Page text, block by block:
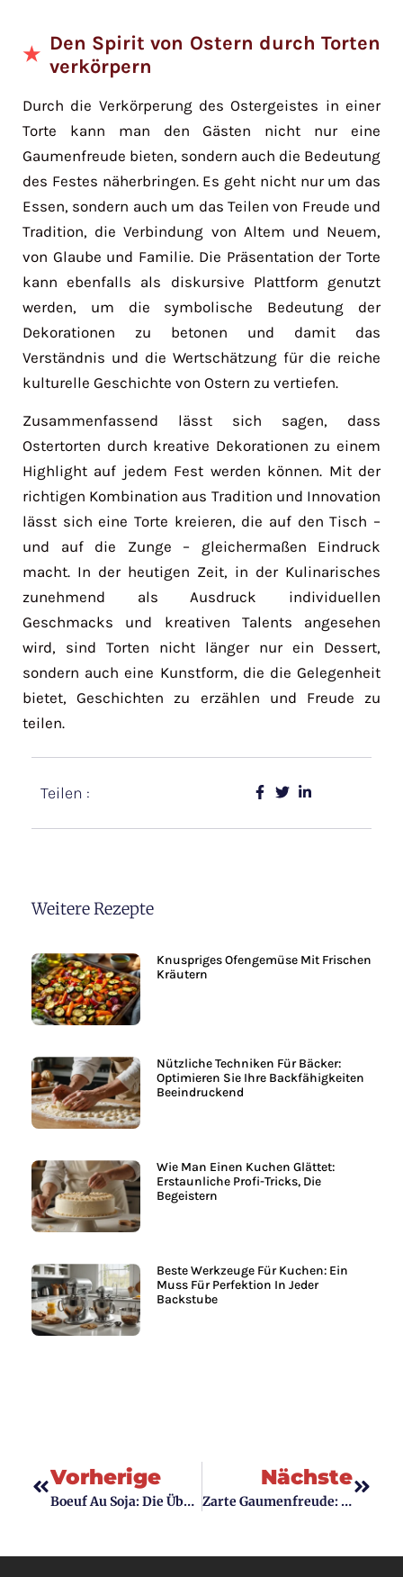
Den Spirit von Ostern durch Torten
verkörpern
Durch die Verkörperung des Ostergeistes in einer
Torte kann man den Gästen nicht nur eine
Gaumenfreude bieten, sondern auch die Bedeutung
des Festes näherbringen. Es geht nicht nur um das
Essen, sondern auch um das Teilen von Freude und
Tradition, die Verbindung von Altem und Neuem,
von Glaube und Familie. Die Präsentation der Torte
kann ebenfalls als diskursive Plattform genutzt
werden, um die symbolische Bedeutung der
Dekorationen zu betonen und damit das
Verständnis und die Wertschätzung für die reiche
kulturelle Geschichte von Ostern zu vertiefen.
Zusammenfassend lässt sich sagen, dass
Ostertorten durch kreative Dekorationen zu einem
Highlight auf jedem Fest werden können. Mit der
richtigen Kombination aus Tradition und Innovation
lässt sich eine Torte kreieren, die auf den Tisch –
und auf die Zunge – gleichermaßen Eindruck
macht. In der heutigen Zeit, in der Kulinarisches
zunehmend als Ausdruck individuellen
Geschmacks und kreativen Talents angesehen
wird, sind Torten nicht länger nur ein Dessert,
sondern auch eine Kunstform, die die Gelegenheit
bietet, Geschichten zu erzählen und Freude zu
teilen.
Teilen :
Weitere Rezepte
Knuspriges Ofengemüse Mit Frischen
Kräutern
Nützliche Techniken Für Bäcker:
Optimieren Sie Ihre Backfähigkeiten
Beeindruckend
Wie Man Einen Kuchen Glättet:
Erstaunliche Profi-Tricks, Die
Begeistern
Beste Werkzeuge Für Kuchen: Ein
Muss Für Perfektion In Jeder
Backstube
Vorherige
Boeuf Au Soja: Die Überraschende Symbiose Von Französischer Und Asiatischer Küche
Nächste
Zarte Gaumenfreude: Die Perfekte Zubereitung Von Schweinebäckchen Im Schnellkochtopf